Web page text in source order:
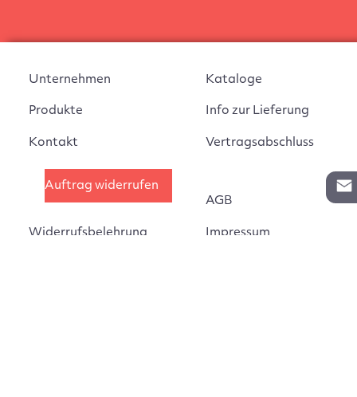
Unternehmen
Produkte
Kontakt
Kataloge
Info zur Lieferung
Vertragsabschluss
Auftrag widerrufen
Widerrufsbelehrung
AGB
Impressum